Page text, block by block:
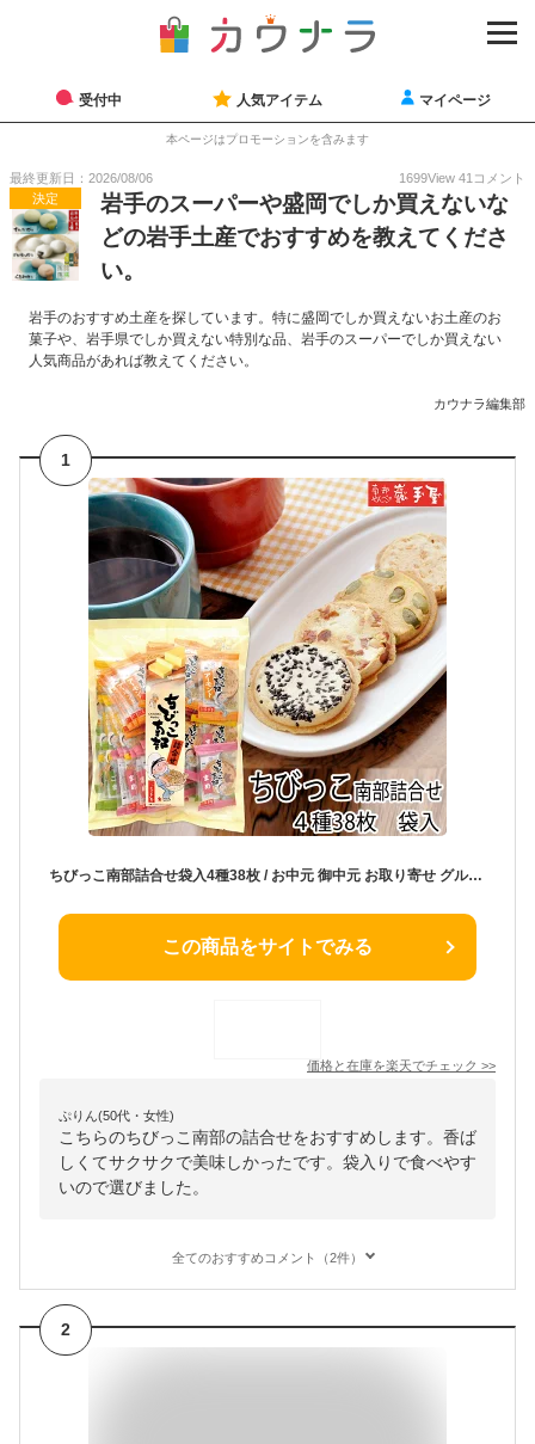
受付中 人気アイテム マイページ
本ページはプロモーションを含みます
最終更新日：2026/08/06 1699View 41 コメント
決定
岩手のスーパーや盛岡でしか買えないな
どの岩手土産でおすすめを教えてくださ
い。
岩手のおすすめ土産を探しています。特に盛岡でしか買えないお土産のお
菓子や、岩手県でしか買えない特別な品、岩手のスーパーでしか買えない
人気商品があれば教えてください。
カウナラ編集部
1
ちびっこ南部詰合せ袋入4種38枚 / お中元 御中元 お取り寄せ グルメ 夏ギフト 残暑見舞い / 南部せんべい乃巖手屋 小松製菓 / お菓子 せんべい 煎餅 南部せんべい ギフト 贈り物 お土産 おみやげ 詰め合わせ 詰合せ 御供 日持ち ご挨拶 東北 岩手 人気 おやつ
この商品をサイトでみる
価格と在庫を楽天でチェック >>
ぷりん(50代・女性)
こちらのちびっこ南部の詰合せをおすすめします。香ば
しくてサクサクで美味しかったです。袋入りで食べやす
いので選びました。
全てのおすすめコメント（2件）
2